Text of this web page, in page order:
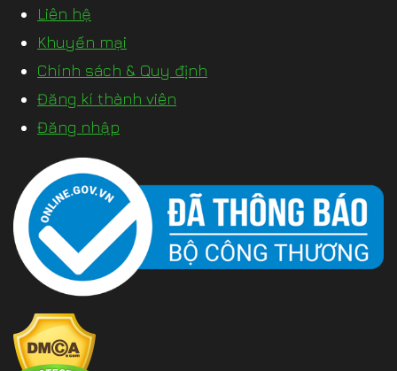
Liên hệ
Khuyến mại
Chính sách & Quy định
Đăng kí thành viên
Đăng nhập